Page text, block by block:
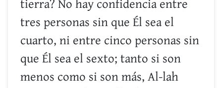
tierra? No hay confidencia entre
tres personas sin que Él sea el
cuarto, ni entre cinco personas sin
que Él sea el sexto; tanto si son
menos como si son más, Al-lah